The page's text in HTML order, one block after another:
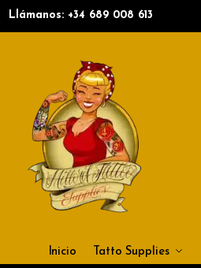
Llámanos: +34 689 008 613
Inicio Tatto Supplies